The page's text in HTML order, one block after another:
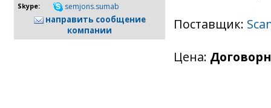
Skype: semjons.sumab
направить сообщение
компании
Поставщик:
Цена: